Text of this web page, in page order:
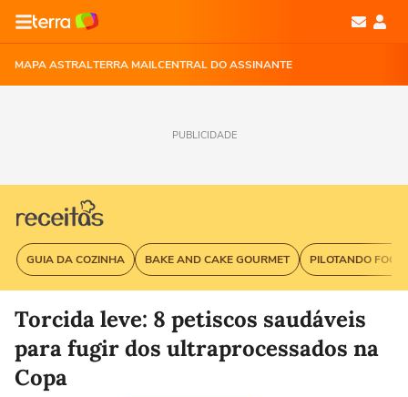
MAPA ASTRALTERRA MAILCENTRAL DO ASSINANTE
PUBLICIDADE
GUIA DA COZINHA BAKE AND CAKE GOURMET PILOTANDO
Torcida leve: 8 petiscos saudáveis
para fugir dos ultraprocessados na
Copa